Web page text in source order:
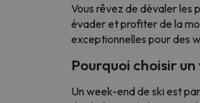
Vous rêvez de dévaler les
évader et profiter de la
exceptionnelles pour des
Pourquoi choisir
Un week-end de ski est